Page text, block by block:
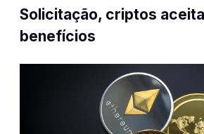
Solicitação, criptos
benefícios